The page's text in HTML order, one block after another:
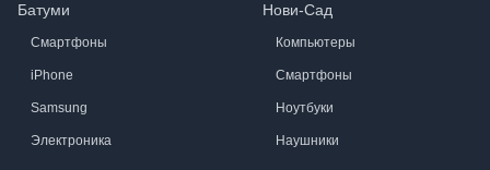
Батуми
Смартфоны
iPhone
Samsung
Электроника
Нови-Сад
Компьютеры
Смартфоны
Ноутбуки
Наушники